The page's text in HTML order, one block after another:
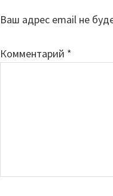
Interactions
Ваш адрес email не
Комментарий *